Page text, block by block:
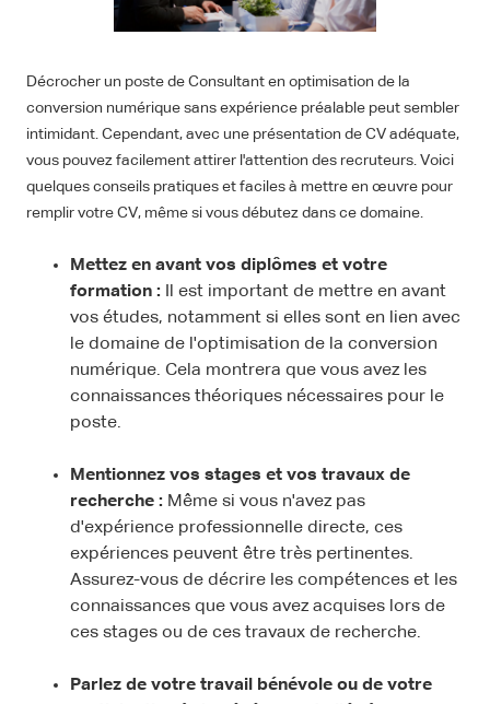
Décrocher un poste de Consultant en optimisation de la
conversion numérique sans expérience préalable peut sembler
intimidant. Cependant, avec une présentation de CV adéquate,
vous pouvez facilement attirer l'attention des recruteurs. Voici
quelques conseils pratiques et faciles à mettre en œuvre pour
remplir votre CV, même si vous débutez dans ce domaine.
Mettez en avant vos diplômes et votre
formation : Il est important de mettre en avant
vos études, notamment si elles sont en lien avec
le domaine de l'optimisation de la conversion
numérique. Cela montrera que vous avez les
connaissances théoriques nécessaires pour le
poste.
Mentionnez vos stages et vos travaux de
recherche : Même si vous n'avez pas
d'expérience professionnelle directe, ces
expériences peuvent être très pertinentes.
Assurez-vous de décrire les compétences et les
connaissances que vous avez acquises lors de
ces stages ou de ces travaux de recherche.
Parlez de votre travail bénévole ou de votre